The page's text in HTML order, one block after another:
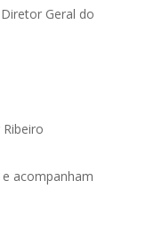
Geral do
acompanham